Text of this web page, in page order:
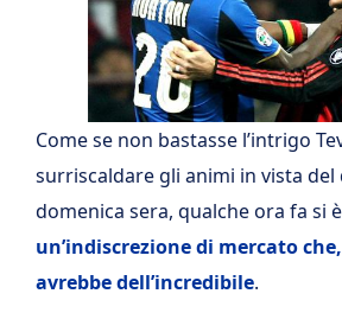
Come se non bastasse l’intrigo
surriscaldare gli animi in vista del
domenica sera, qualche ora fa si
un’indiscrezione di mercato
avrebbe dell’incredibile.